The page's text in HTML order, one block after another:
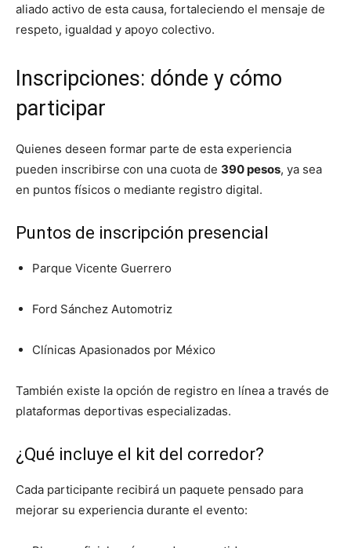
aliado activo de esta causa, fortaleciendo el mensaje de
respeto, igualdad y apoyo colectivo.
Inscripciones: dónde y cómo
participar
Quienes deseen formar parte de esta experiencia
pueden inscribirse con una cuota de 390 pesos, ya sea
en puntos físicos o mediante registro digital.
Puntos de inscripción presencial
Parque Vicente Guerrero
Ford Sánchez Automotriz
Clínicas Apasionados por México
También existe la opción de registro en línea a través de
plataformas deportivas especializadas.
¿Qué incluye el kit del corredor?
Cada participante recibirá un paquete pensado para
mejorar su experiencia durante el evento: